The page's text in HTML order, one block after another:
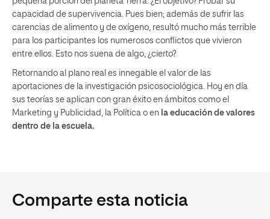
capacidad de supervivencia. Pues bien; además de sufrir las
carencias de alimento y de oxígeno, resultó mucho más terrible
para los participantes los numerosos conflictos que vivieron
entre ellos. Esto nos suena de algo, ¿cierto?
Retornando al plano real es innegable el valor de las
aportaciones de la investigación psicosociológica. Hoy en día
sus teorías se aplican con gran éxito en ámbitos como el
Marketing y Publicidad, la Política o en la educación de valores
dentro de la escuela.
Comparte esta noticia